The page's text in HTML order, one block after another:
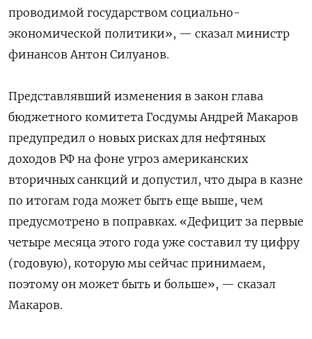
проводимой государством социально-
экономической политики», — сказал министр
финансов Антон Силуанов.
Представлявший изменения в закон глава
бюджетного комитета Госдумы Андрей Макаров
предупредил о новых рисках для нефтяных
доходов РФ на фоне угроз американских
вторичных санкций и допустил, что дыра в казне
по итогам года может быть еще выше, чем
предусмотрено в поправках. «Дефицит за первые
четыре месяца этого года уже составил ту цифру
(годовую), которую мы сейчас принимаем,
поэтому он может быть и больше», — сказал
Макаров.